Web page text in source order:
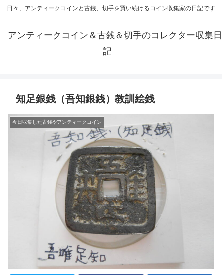
日々、アンティークコインと古銭、切手を買い続けるコイン収集家の日記です
アンティークコイン＆古銭＆切手のコレクター収集日
記
知足銀銭（吾知銀銭）教訓絵銭
今日収集した古銭やアンティークコイン